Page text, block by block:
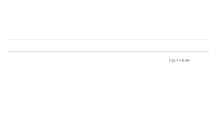
ANZEIGE